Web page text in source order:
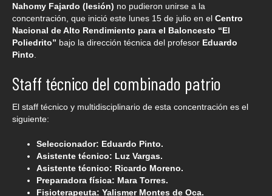
Nahomy Fajardo (lesión) no pudieron unirse a la
concentración, que inició este lunes 15 de julio en el Centro
Nacional de Alto Rendimiento para el Baloncesto “El
Poliedrito” bajo la dirección técnica del profesor Eduardo
Pinto
Staff técnico del combinado patrio
El staff técnico y multidisciplinario de esta concentración es el
siguiente:
Seleccionador: Eduardo Pinto.
Asistente técnico: Luz Vargas.
Asistente técnico: Ricardo Moreno.
Preparadora física: Mara Torres.
Fisioterapeuta: Yalismer Montes de Oca.